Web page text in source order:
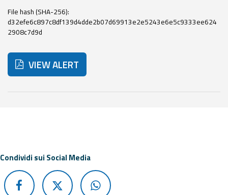
Operational
Tools
Report
Updates
For
developers
File hash (SHA-256):
d32efe6c897c8df139d4dde2b07d69913e2e5243e6e5c9333ee624
2908c7d9d
VIEW ALERT
Condividi sui Social Media